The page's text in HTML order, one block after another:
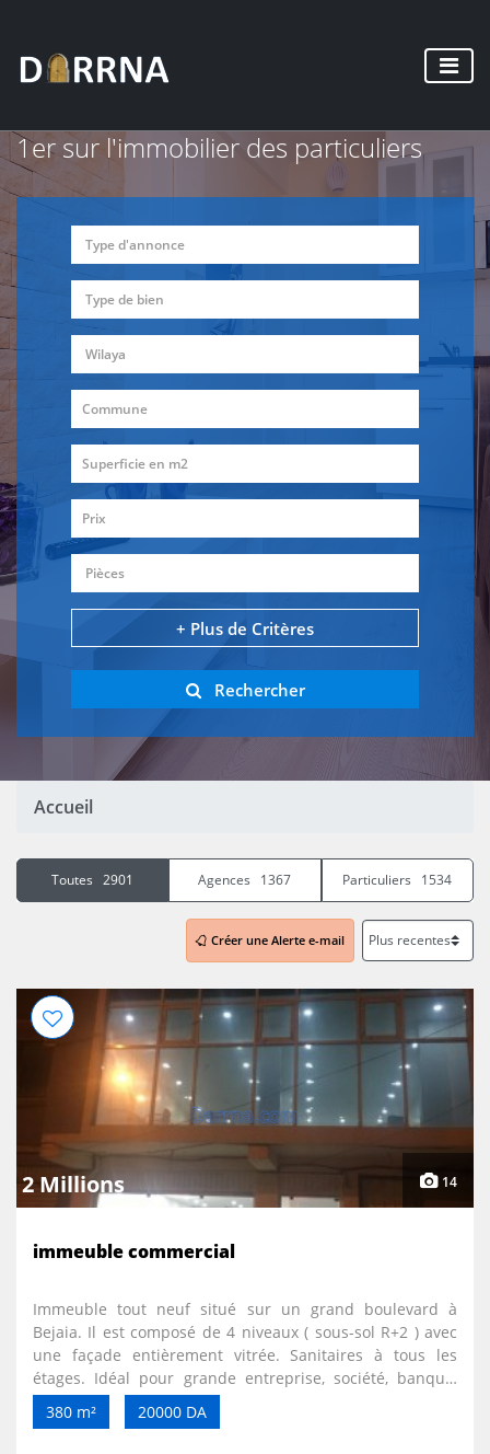
1er sur l'immobilier des particuliers
Type d'annonce
Type de bien
Wilaya
Prix
Pièces
+ Plus de Critères
Rechercher
Accueil
Toutes 2901 Agences 1367 Particuliers 1534
Créer une Alerte e-mail
2 Millions 14
immeuble commercial
Immeuble tout neuf situé sur un grand boulevard à
Bejaia. Il est composé de 4 niveaux ( sous-sol R+2 ) avec
une façade entièrement vitrée. Sanitaires à tous les
étages. Idéal pour grande entreprise, société, banque,
assurance, ...etc... Possibilité de showroom, siège
social,.... siège administratif grand cabinet médical,
380 m² 20000 DA